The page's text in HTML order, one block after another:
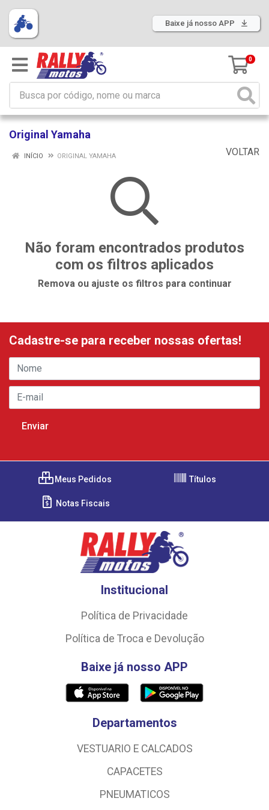
Baixe já nosso APP
0
Original Yamaha
VOLTAR
INÍCIO ORIGINAL YAMAHA
Não foram encontrados produtos
com os filtros aplicados
Remova ou ajuste os filtros para continuar
Cadastre-se para receber nossas ofertas!
Meus Pedidos Títulos
Notas Fiscais
Institucional
Política de Privacidade
Política de Troca e Devolução
Baixe já nosso APP
Departamentos
VESTUARIO E CALCADOS
CAPACETES
PNEUMATICOS